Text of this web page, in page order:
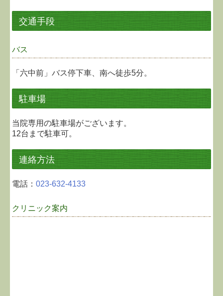
クリニック案内
交通手段
バス
「六中前」バス停下車、南へ徒歩5分。
駐車場
当院専用の駐車場がございます。
12台まで駐車可。
連絡方法
電話：023-632-4133